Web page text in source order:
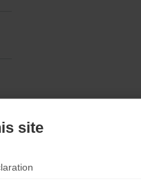
site